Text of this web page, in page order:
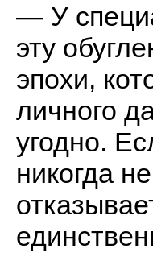
— У
эту
эпохи,
личного
угодно.
никогда